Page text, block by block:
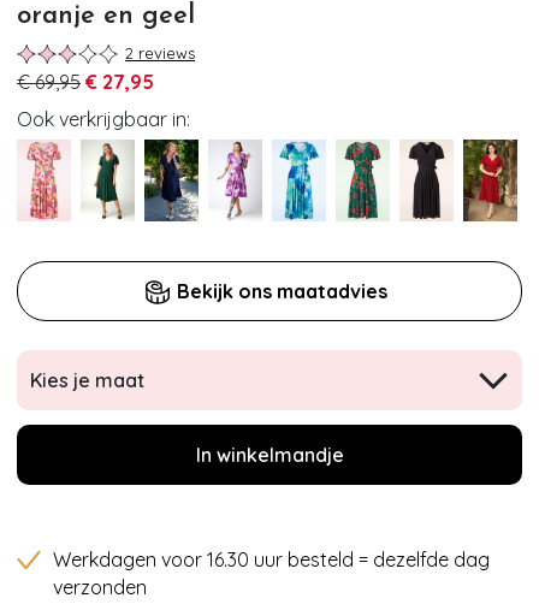
oranje en geel
2 reviews
€ 69,95 € 27,95
Ook verkrijgbaar in:
Bekijk ons maatadvies
Kies je maat
In winkelmandje
Werkdagen voor 16.30 uur besteld = dezelfde dag
verzonden